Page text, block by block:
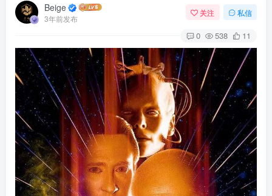
Beige
3年前发布
关注 私信
0 538 11